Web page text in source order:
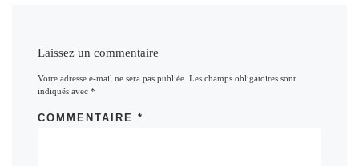
Laissez un commentaire
Votre adresse e-mail ne sera pas publiée. Les champs obligatoires sont
indiqués avec*
COMMENTAIRE*